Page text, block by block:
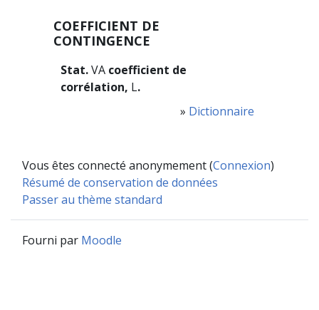
COEFFICIENT DE
CONTINGENCE
Stat.VA coefficient de
corrélation, L.
» Dictionnaire
Vous êtes connecté anonymement (Connexion)
Résumé de conservation de données
Passer au thème standard
Fourni par Moodle